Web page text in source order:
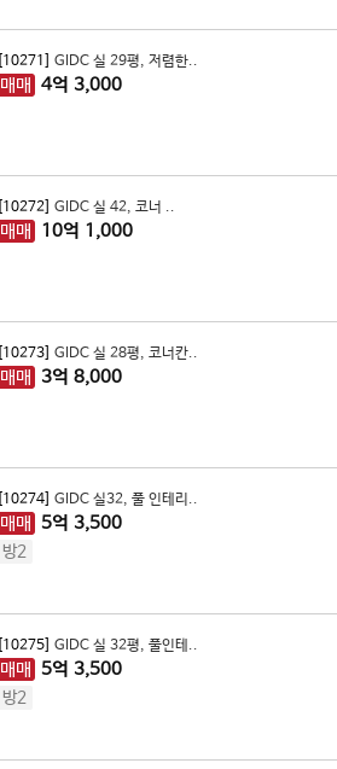
[10271] GIDC 실 29평, 저렴한..
매매 4억 3,000
[10272] GIDC 실 42, 코너 ..
매매 10억 1,000
[10273] GIDC 실 28평, 코너칸..
매매 3억 8,000
[10274] GIDC 실32, 풀 인테리..
매매 5억 3,500
방2
[10275] GIDC 실 32평, 풀인테..
매매 5억 3,500
방2